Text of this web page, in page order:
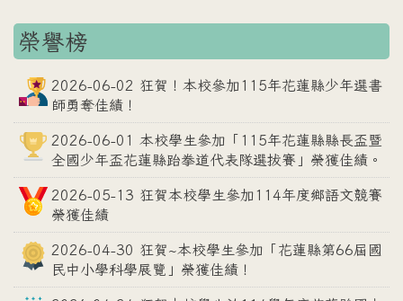
榮譽榜
2026-06-02 狂賀！本校參加115年花蓮縣少年選書
師勇奪佳績！
2026-06-01 本校學生參加「115年花蓮縣縣長盃暨
全國少年盃花蓮縣跆拳道代表隊選拔賽」榮獲佳績。
2026-05-13 狂賀本校學生參加114年度鄉語文競賽
榮獲佳績
2026-04-30 狂賀~本校學生參加「花蓮縣第66屆國
民中小學科學展覽」榮獲佳績！